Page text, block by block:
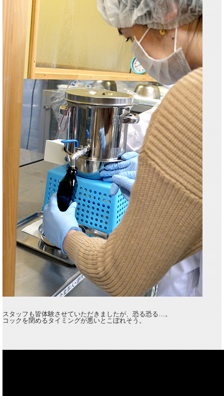
スタッフも皆体験させていただきましたが、恐る恐る…。
コックを閉めるタイミングが悪いとこぼれそう。